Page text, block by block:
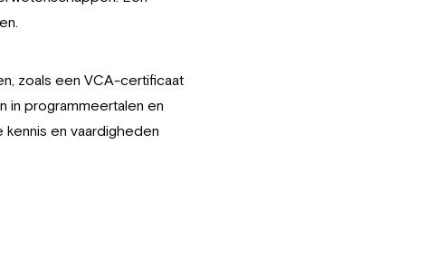
zoals een VCA-certificaat
in programmeertalen en
en vaardigheden